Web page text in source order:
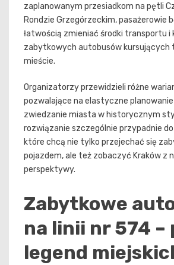
zaplanowanym przesiadkom na pętli
Rondzie Grzegórzeckim, pasażerowie
łatwością zmieniać środki transportu
zabytkowych autobusów kursujących
mieście.
Organizatorzy przewidzieli różne
pozwalające na elastyczne
zwiedzanie miasta w historycznym
rozwiązanie szczególnie przypadnie
które chcą nie tylko przejechać się
pojazdem, ale też zobaczyć Kraków z
perspektywy.
Zabytkowe
na linii nr 574
legend